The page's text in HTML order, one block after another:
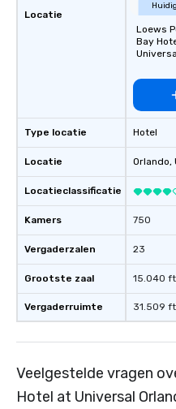
Locatie
Type locatie
Locatie
Locatieclassificatie
Kamers
Vergaderzalen
Grootste zaal
Vergaderruimte
Loews
Bay
Hotel
Orlando,
750
23
15.040
31.509
Veelgestelde vragen
Hotel at Universal